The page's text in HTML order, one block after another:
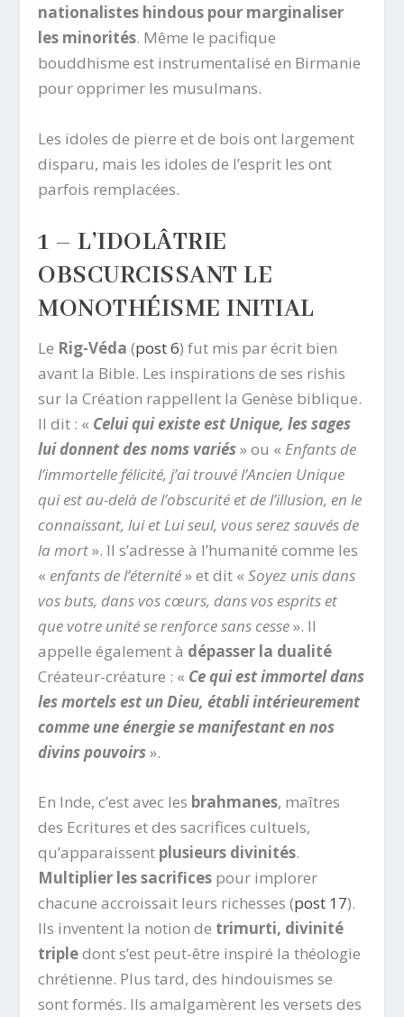
nationalistes hindous pour marginaliser
les minorités. Même le pacifique
bouddhisme est instrumentalisé en Birmanie
pour opprimer les musulmans.
Les idoles de pierre et de bois ont largement
disparu, mais les idoles de l’esprit les ont
parfois remplacées.
1 – L’IDOLÂTRIE
OBSCURCISSANT LE
MONOTHÉISME INITIAL
Le Rig-Véda (post 6) fut mis par écrit bien
avant la Bible. Les inspirations de ses rishis
sur la Création rappellent la Genèse biblique.
Il dit : « Celui qui existe est Unique, les sages
lui donnent des noms variés» ou « Enfants de
l’immortelle félicité, j’ai trouvé l’Ancien Unique
qui est au-delà de l’obscurité et de l’illusion, en le
connaissant, lui et Lui seul, vous serez sauvés de
la mort». Il s’adresse à l’humanité comme les
« enfants de l’éternité» et dit «Soyez unis dans
vos buts, dans vos cœurs, dans vos esprits et
que votre unité se renforce sans cesse». Il
appelle également à dépasser la dualité
Créateur-créature : « Ce qui est immortel dans
les mortels est un Dieu, établi intérieurement
comme une énergie se manifestant en nos
divins pouvoirs».
En Inde, c’est avec les brahmanes, maîtres
des Ecritures et des sacrifices cultuels,
qu’apparaissent plusieurs divinités.
Multiplier les sacrifices pour implorer
chacune accroissait leurs richesses (post 17).
Ils inventent la notion de trimurti, divinité
tripledont s’est peut-être inspiré la théologie
chrétienne. Plus tard, des hindouismes se
sont formés. Ils amalgamèrent les versets des